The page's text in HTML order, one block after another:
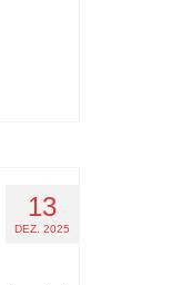
13
DEZ. 2025